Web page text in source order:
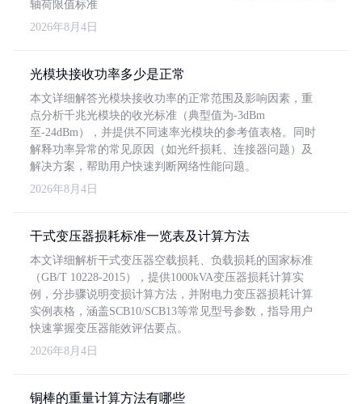
轴荷限值标准
2026年8月4日
光模块接收功率多少是正常
本文详细解答光模块接收功率的正常范围及影响因素，重
点分析千兆光模块的收光标准（典型值为-3dBm
至-24dBm），并提供不同速率光模块的参考值表格。同时
解释功率异常的常见原因（如光纤损耗、连接器问题）及
解决方案，帮助用户快速判断网络性能问题。
2026年8月4日
干式变压器损耗标准一览表及计算方法
本文详细解析干式变压器空载损耗、负载损耗的国家标准
（GB/T 10228-2015），提供1000kVA变压器损耗计算实
例，分步骤说明变损计算方法，并附电力变压器损耗计算
实例表格，涵盖SCB10/SCB13等常见型号参数，指导用户
快速掌握变压器能效评估要点。
2026年8月4日
铜棒的重量计算方法有哪些